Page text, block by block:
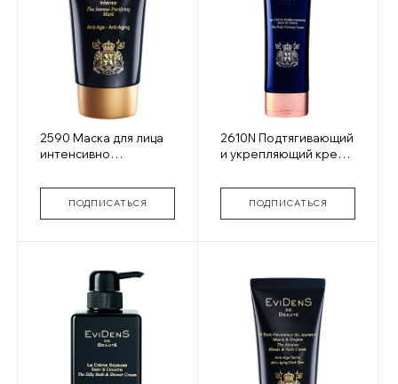
2590 Маска для лица
интенсивно
ПОДПИСАТЬСЯ
2610N Подтягивающий
и укрепляющий крем
ПОДПИСАТЬСЯ